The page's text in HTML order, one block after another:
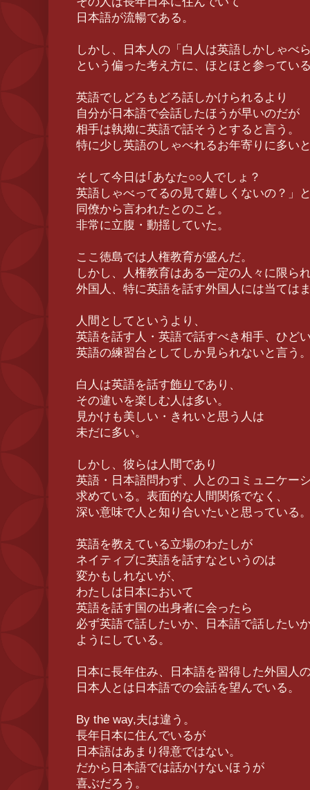
日本語が流暢である。
しかし、日本人の「白人は英語しかしゃべ
という偏った考え方に、ほとほと参ってい
英語でしどろもどろ話しかけられるより
自分が日本語で会話したほうが早いのだが
相手は執拗に英語で話そうとすると言う。
特に少し英語のしゃべれるお年寄りに多い
そして今日は｢あなた○○人でしょ？
英語しゃべってるの見て嬉しくないの？」
同僚から言われたとのこと。
非常に立腹・動揺していた。
ここ徳島では人権教育が盛んだ。
しかし、人権教育はある一定の人々に限ら
外国人、特に英語を話す外国人には当ては
人間としてというより、
英語を話す人・英語で話すべき相手、ひど
英語の練習台としてしか見られないと言う
白人は英語を話す飾り であり、
その違いを楽しむ人は多い。
見かけも美しい・きれいと思う人は
未だに多い。
しかし、彼らは人間であり
英語・日本語問わず、人とのコミュニケー
求めている。表面的な人間関係でなく、
深い意味で人と知り合いたいと思っている
英語を教えている立場のわたしが
ネイティブに英語を話すなというのは
変かもしれないが、
わたしは日本において
英語を話す国の出身者に会ったら
必ず英語で話したいか、日本語で話したい
ようにしている。
日本に長年住み、日本語を習得した外国人
日本人とは日本語での会話を望んでいる。
By the way,夫は違う。
長年日本に住んでいるが
日本語はあまり得意ではない。
だから日本語では話かけないほうが
喜ぶだろう。